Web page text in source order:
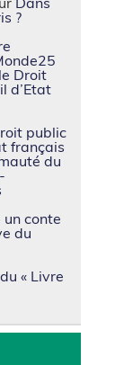
?
Droit
d’Etat
public
français
du
conte
du
« Livre